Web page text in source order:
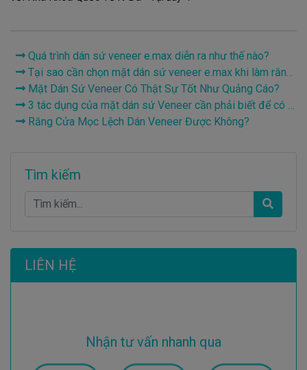
Quá trình dán sứ veneer e.max diễn ra như thế nào?
Tại sao cần chọn mặt dán sứ veneer e.max khi làm răng thẩm mỹ?
Mặt Dán Sứ Veneer Có Thật Sự Tốt Như Quảng Cáo?
3 tác dụng của mặt dán sứ Veneer cần phải biết để có hàm răng đẹp
Răng Cửa Mọc Lệch Dán Veneer Được Không?
Tìm kiếm
LIÊN HỆ
Nhận tư vấn nhanh qua